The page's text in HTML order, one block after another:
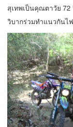
สุเทพเป็นคุณตาวัย 72
วิบากร่วมทำแนวกันไฟ